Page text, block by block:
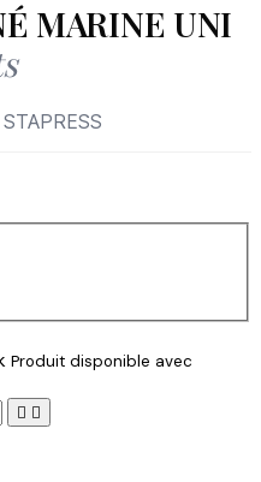
MARINE UNI
Produit disponible avec
 